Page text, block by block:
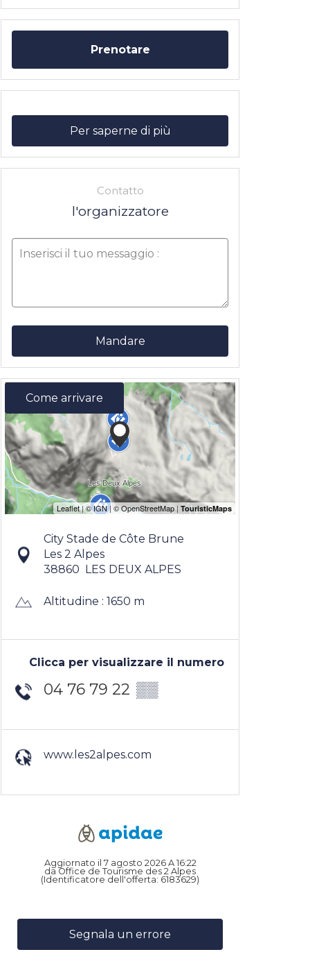
Prenotare
Per saperne di più
Contatto
l'organizzatore
Mandare
Come arrivare
City Stade de Côte Brune
Les 2 Alpes
38860 LES DEUX ALPES
Altitudine : 1650 m
Clicca per visualizzare il numero
04 76 79 22 ▒▒
www.les2alpes.com
Aggiornato il 7 agosto 2026 A 16:22
da Office de Tourisme des 2 Alpes
(Identificatore dell'offerta: 6183629)
Segnala un errore